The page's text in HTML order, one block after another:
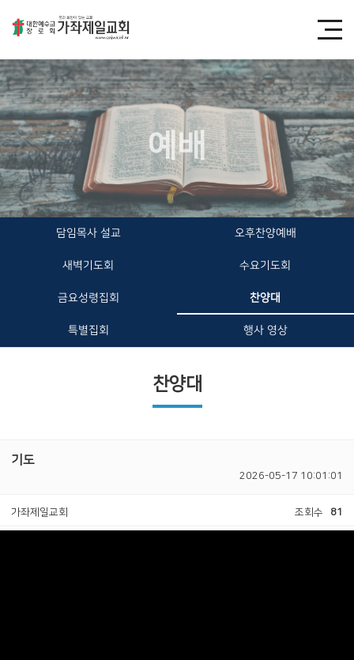
예배
담임목사 설교 오후찬양예배
새벽기도회 수요기도회
금요성령집회 찬양대
특별집회 행사 영상
찬양대
기도
2026-05-17 10:01:01
가좌제일교회 조회수 81